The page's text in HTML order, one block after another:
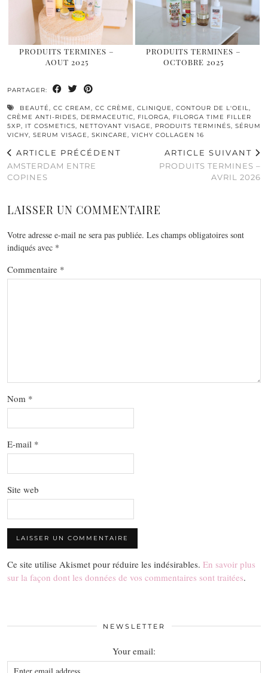
PRODUITS TERMINES –
AOUT 2025
PRODUITS TERMINES –
OCTOBRE 2025
PARTAGER:
BEAUTÉ, CC CREAM, CC CRÈME, CLINIQUE, CONTOUR DE L'OEIL,
CRÈME ANTI-RIDES, DERMACEUTIC, FILORGA, FILORGA TIME FILLER
5XP, IT COSMETICS, NETTOYANT VISAGE, PRODUITS TERMINÉS, SÉRUM
VICHY, SERUM VISAGE, SKINCARE, VICHY COLLAGEN 16
ARTICLE PRÉCÉDENT
AMSTERDAM ENTRE
COPINES
ARTICLE SUIVANT
PRODUITS TERMINES –
AVRIL 2026
LAISSER UN COMMENTAIRE
Votre adresse e-mail ne sera pas publiée. Les champs obligatoires sont
indiqués avec *
Commentaire *
Nom *
E-mail *
Site web
Ce site utilise Akismet pour réduire les indésirables. En savoir plus
sur la façon dont les données de vos commentaires sont traitées.
NEWSLETTER
Your email: